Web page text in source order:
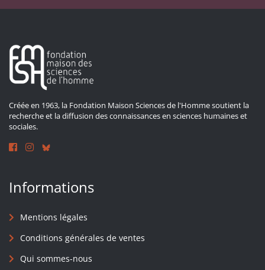
Créée en 1963, la Fondation Maison Sciences de l'Homme soutient la
recherche et la diffusion des connaissances en sciences humaines et
sociales.
Informations
Mentions légales
Conditions générales de ventes
Qui sommes-nous